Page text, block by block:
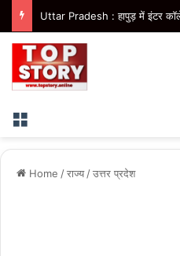
Menu
Home /राज्य /उत्तर प्रदेश